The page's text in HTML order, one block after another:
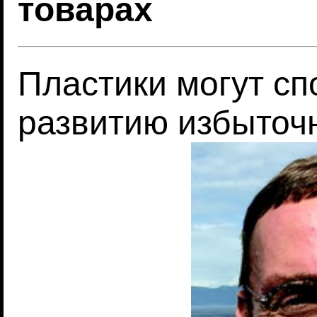
товарах
Пластики могут
развитию